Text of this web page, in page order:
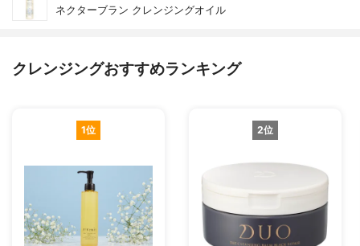
ネクターブラン クレンジングオイル
クレンジングおすすめランキング
1位 2位